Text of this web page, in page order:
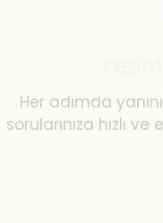
Her adımda
sorularınıza hızlı